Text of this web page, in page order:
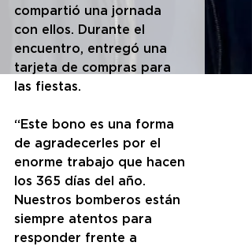
compartió una jornada
con ellos. Durante el
encuentro, entregó una
tarjeta de compras para
las fiestas.
“Este bono es una forma
de agradecerles por el
enorme trabajo que hacen
los 365 días del año.
Nuestros bomberos están
siempre atentos para
responder frente a